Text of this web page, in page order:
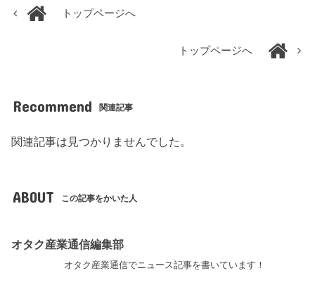
トップページへ
トップページへ
Recommend 関連記事
関連記事は見つかりませんでした。
ABOUT この記事をかいた人
オタク産業通信編集部
オタク産業通信でニュース記事を書いています！